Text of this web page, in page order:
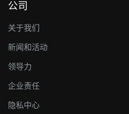
公司
关于我们
新闻和活动
领导力
企业责任
隐私中心